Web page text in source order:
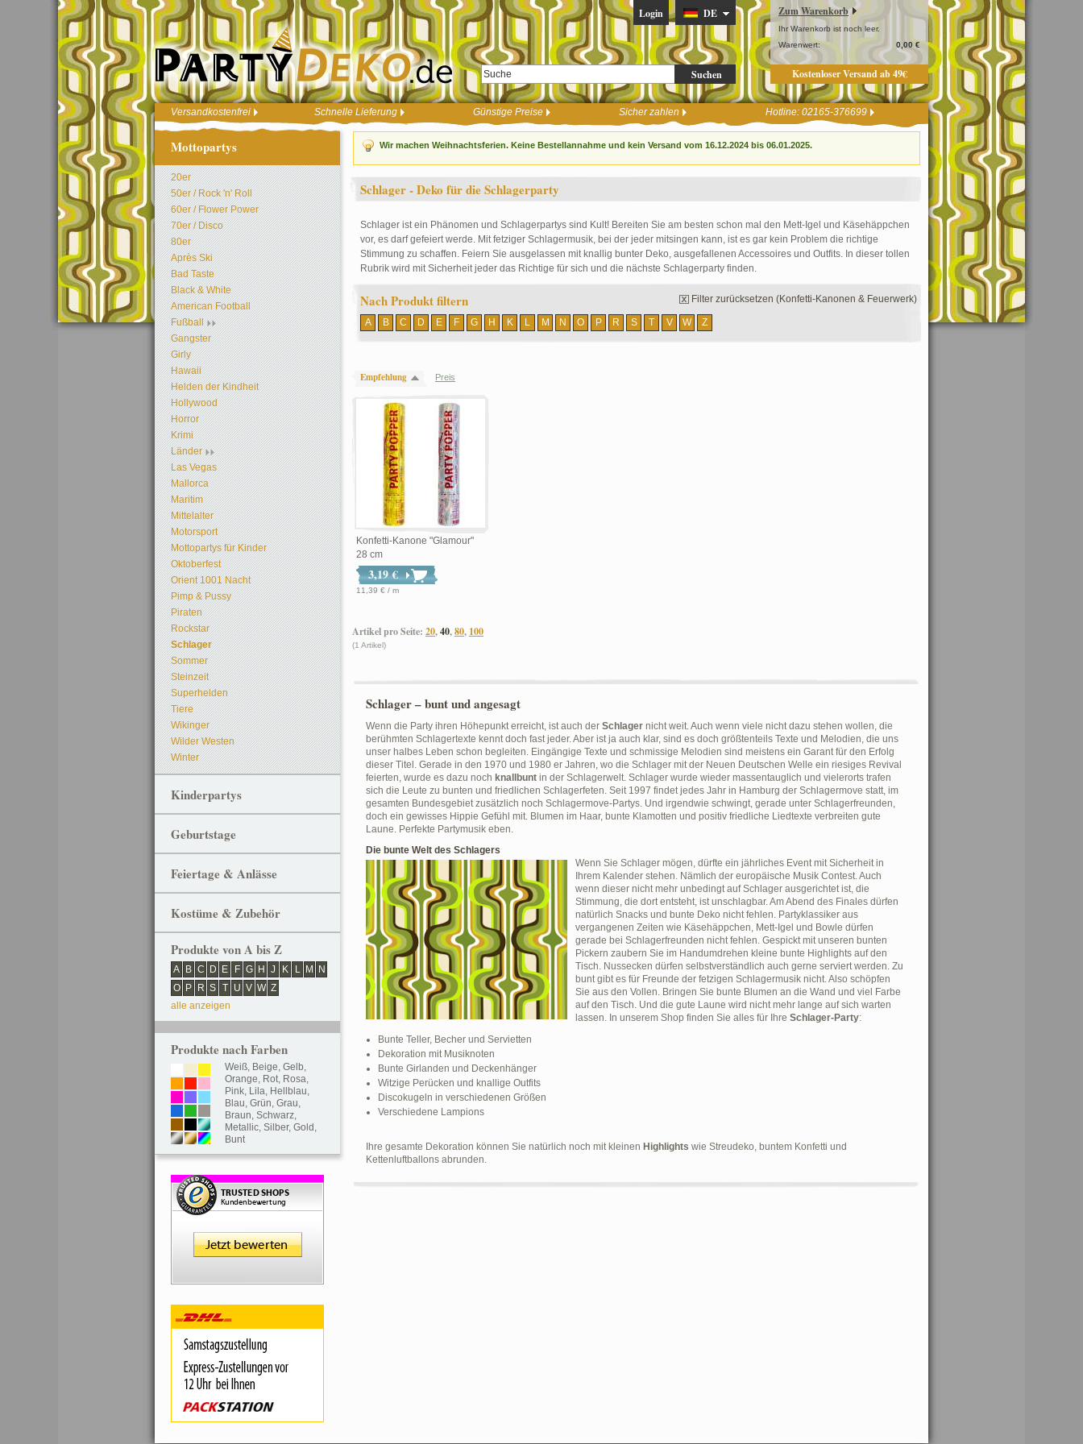
Suchen
Login DE Zum Warenkorb
Ihr Warenkorb ist noch leer.
Warenwert:
0,00 €
Kostenloser Versand ab 49€
Versandkostenfrei Schnelle Lieferung Günstige Preise Sicher zahlen Hotline: 02165-376699
Wir machen Weihnachtsferien. Keine Bestellannahme und kein Versand vom 16.12.2024 bis 06.01.2025.
Schlager - Deko für die Schlagerparty
Schlager ist ein Phänomen und Schlagerpartys sind Kult! Bereiten Sie am besten schon mal den Mett-Igel und Käsehäppchen
vor, es darf gefeiert werde. Mit fetziger Schlagermusik, bei der jeder mitsingen kann, ist es gar kein Problem die richtige
Stimmung zu schaffen. Feiern Sie ausgelassen mit knallig bunter Deko, ausgefallenen Accessoires und Outfits. In dieser tollen
Rubrik wird mit Sicherheit jeder das Richtige für sich und die nächste Schlagerparty finden.
Nach Produkt filtern
A B C D E F G H K L M N O P R S T V W Z
Filter zurücksetzen (Konfetti-Kanonen & Feuerwerk)
Empfehlung Preis
Konfetti-Kanone "Glamour"
28 cm
3,19 €
11,39 € / m
Artikel pro Seite: 20,40,80, 100
(1 Artikel)
Schlager – bunt und angesagt
Wenn die Party ihren Höhepunkt erreicht, ist auch der Schlager nicht weit. Auch wenn viele nicht dazu stehen wollen, die
berühmten Schlagertexte kennt doch fast jeder. Aber ist ja auch klar, sind es doch größtenteils Texte und Melodien, die uns
unser halbes Leben schon begleiten. Eingängige Texte und schmissige Melodien sind meistens ein Garant für den Erfolg
dieser Titel. Gerade in den 1970 und 1980 er Jahren, wo die Schlager mit der Neuen Deutschen Welle ein riesiges Revival
feierten, wurde es dazu noch knallbunt in der Schlagerwelt. Schlager wurde wieder massentauglich und vielerorts trafen
sich die Leute zu bunten und friedlichen Schlagerfeten. Seit 1997 findet jedes Jahr in Hamburg der Schlagermove statt, im
gesamten Bundesgebiet zusätzlich noch Schlagermove-Partys. Und irgendwie schwingt, gerade unter Schlagerfreunden,
doch ein gewisses Hippie Gefühl mit. Blumen im Haar, bunte Klamotten und positiv friedliche Liedtexte verbreiten gute
Laune. Perfekte Partymusik eben.
Die bunte Welt des Schlagers
Wenn Sie Schlager mögen, dürfte ein jährliches Event mit Sicherheit in
Ihrem Kalender stehen. Nämlich der europäische Musik Contest. Auch
wenn dieser nicht mehr unbedingt auf Schlager ausgerichtet ist, die
Stimmung, die dort entsteht, ist unschlagbar. Am Abend des Finales dürfen
natürlich Snacks und bunte Deko nicht fehlen. Partyklassiker aus
vergangenen Zeiten wie Käsehäppchen, Mett-Igel und Bowle dürfen
gerade bei Schlagerfreunden nicht fehlen. Gespickt mit unseren bunten
Pickern zaubern Sie im Handumdrehen kleine bunte Highlights auf den
Tisch. Nussecken dürfen selbstverständlich auch gerne serviert werden. Zu
bunt gibt es für Freunde der fetzigen Schlagermusik nicht. Also schöpfen
Sie aus den Vollen. Bringen Sie bunte Blumen an die Wand und viel Farbe
auf den Tisch. Und die gute Laune wird nicht mehr lange auf sich warten
lassen. In unserem Shop finden Sie alles für Ihre Schlager-Party:
Bunte Teller, Becher und Servietten
Dekoration mit Musiknoten
Bunte Girlanden und Deckenhänger
Witzige Perücken und knallige Outfits
Discokugeln in verschiedenen Größen
Verschiedene Lampions
Ihre gesamte Dekoration können Sie natürlich noch mit kleinen Highlights wie Streudeko, buntem Konfetti und
Kettenluftballons abrunden.
Mottopartys
20er
50er / Rock 'n' Roll
60er / Flower Power
70er / Disco
80er
Après Ski
Bad Taste
Black & White
American Football
Fußball
Gangster
Girly
Hawaii
Helden der Kindheit
Hollywood
Horror
Krimi
Länder
Las Vegas
Mallorca
Maritim
Mittelalter
Motorsport
Mottopartys für Kinder
Oktoberfest
Orient 1001 Nacht
Pimp & Pussy
Piraten
Rockstar
Schlager
Sommer
Steinzeit
Superhelden
Tiere
Wikinger
Wilder Westen
Winter
Kinderpartys
Geburtstage
Feiertage & Anlässe
Kostüme & Zubehör
Produkte von A bis Z
A B C D E F G H J K L M
N
O
P R S T U V W Z
alle anzeigen
Produkte nach Farben
Weiß, Beige, Gelb,
Orange, Rot, Rosa,
Pink, Lila, Hellblau,
Blau, Grün, Grau,
Braun, Schwarz,
Metallic, Silber, Gold ,
Bunt